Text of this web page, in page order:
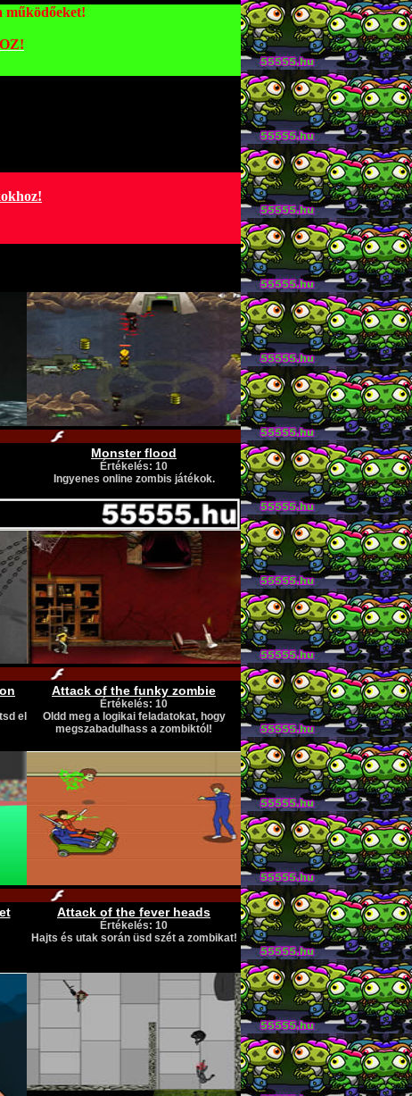
működőeket!
Monster flood
Értékelés: 10
Ingyenes online zombis játékok.
el
Attack of the funky zombie
Értékelés: 10
Oldd meg a logikai feladatokat, hogy
megszabadulhass a zombiktól!
Attack of the fever heads
Értékelés: 10
Hajts és utak során üsd szét a zombikat!